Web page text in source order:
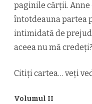
paginile cărții. Anne
întotdeauna partea
intimidată de
aceea nu mă credeți?
Citiți cartea… veți
Volumul II